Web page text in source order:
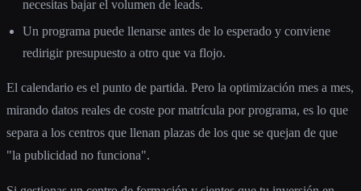
necesitas bajar el volumen de leads.
Un programa puede llenarse antes de lo esperado y conviene
redirigir presupuesto a otro que va flojo.
El calendario es el punto de partida. Pero la optimización mes a mes,
mirando datos reales de coste por matrícula por programa, es lo que
separa a los centros que llenan plazas de los que se quejan de que
"la publicidad no funciona".